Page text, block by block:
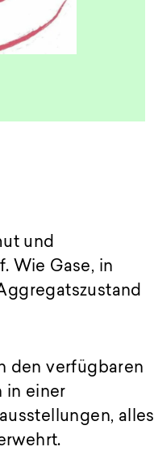
und
Wie Gase, in
den verfügbaren
in einer
alles